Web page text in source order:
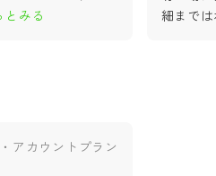
とみる
細まで
アカウントプラン